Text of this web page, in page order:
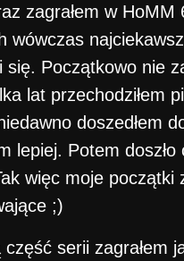
zagrałem w
wówczas
się. Początkowo nie
lat przechodziłem
doszedłem
lepiej. Potem
więc moje początki
;)
serii zagrałem